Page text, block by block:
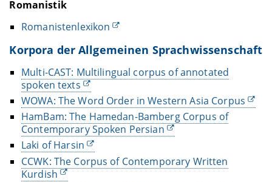
Romanistik
Romanistenlexikon
Korpora der Allgemeinen Sprachwissenschaft
Multi-CAST: Multilingual corpus of annotated
spoken texts
WOWA: The Word Order in Western Asia Corpus
HamBam: The Hamedan-Bamberg Corpus of
Contemporary Spoken Persian
Laki of Harsin
CCWK: The Corpus of Contemporary Written
Kurdish